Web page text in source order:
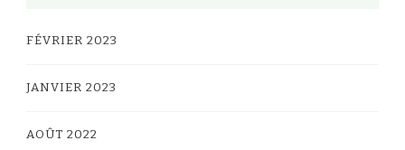
FÉVRIER 2023
JANVIER 2023
AOÛT 2022